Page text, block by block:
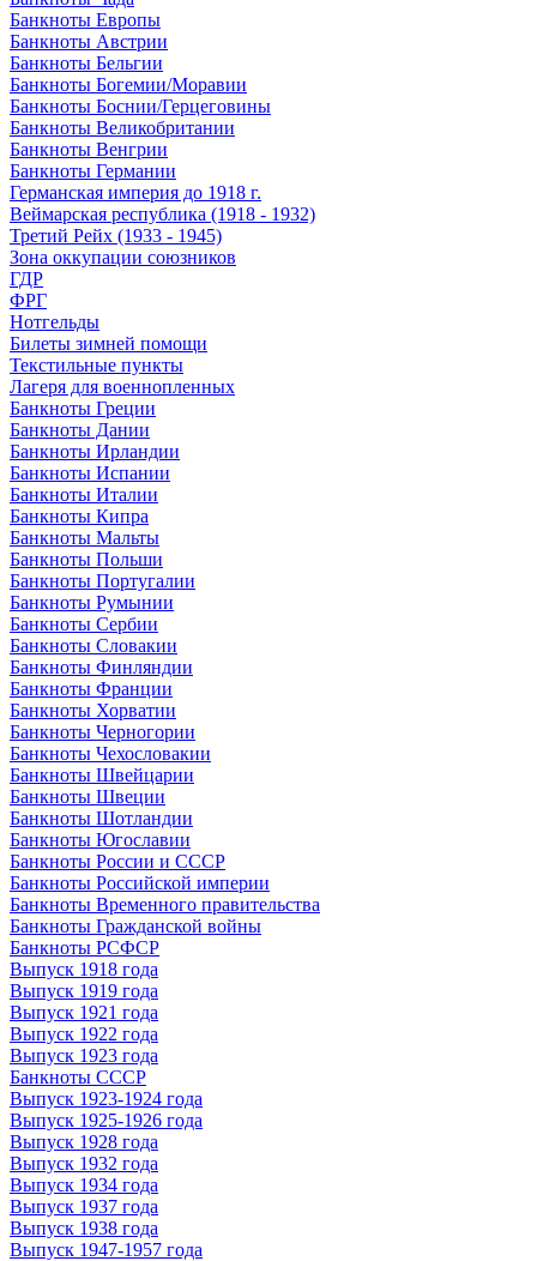
Банкноты Европы
Банкноты Австрии
Банкноты Бельгии
Банкноты Богемии/Моравии
Банкноты Боснии/Герцеговины
Банкноты Великобритании
Банкноты Венгрии
Банкноты Германии
Германская империя до 1918 г.
Веймарская республика (1918 - 1932)
Третий Рейх (1933 - 1945)
Зона оккупации союзников
ГДР
ФРГ
Нотгельды
Билеты зимней помощи
Текстильные пункты
Лагеря для военнопленных
Банкноты Греции
Банкноты Дании
Банкноты Ирландии
Банкноты Испании
Банкноты Италии
Банкноты Кипра
Банкноты Мальты
Банкноты Польши
Банкноты Португалии
Банкноты Румынии
Банкноты Сербии
Банкноты Словакии
Банкноты Финляндии
Банкноты Франции
Банкноты Хорватии
Банкноты Черногории
Банкноты Чехословакии
Банкноты Швейцарии
Банкноты Швеции
Банкноты Шотландии
Банкноты Югославии
Банкноты России и СССР
Банкноты Российской империи
Банкноты Временного правительства
Банкноты Гражданской войны
Банкноты РСФСР
Выпуск 1918 года
Выпуск 1919 года
Выпуск 1921 года
Выпуск 1922 года
Выпуск 1923 года
Банкноты СССР
Выпуск 1923-1924 года
Выпуск 1925-1926 года
Выпуск 1928 года
Выпуск 1932 года
Выпуск 1934 года
Выпуск 1937 года
Выпуск 1938 года
Выпуск 1947-1957 года